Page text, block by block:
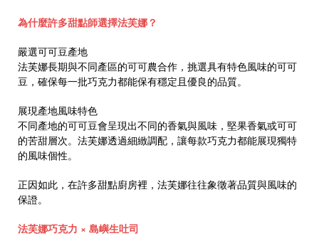
為什麼許多甜點師選擇法芙娜？
嚴選可可豆產地
法芙娜長期與不同產區的可可農合作，挑選具有特色風味的可可
豆，確保每一批巧克力都能保有穩定且優良的品質。
展現產地風味特色
不同產地的可可豆會呈現出不同的香氣與風味，堅果香氣或可可
的苦甜層次。法芙娜透過細緻調配，讓每款巧克力都能展現獨特
的風味個性。
正因如此，在許多甜點廚房裡，法芙娜往往象徵著品質與風味的
保證。
法芙娜巧克力 × 島嶼生吐司